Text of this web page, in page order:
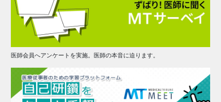
医師会員へアンケートを実施。医師の本音に迫ります。